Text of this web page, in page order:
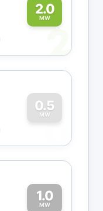
2.0
MW
2
0.5
MW
0
1.0
MW